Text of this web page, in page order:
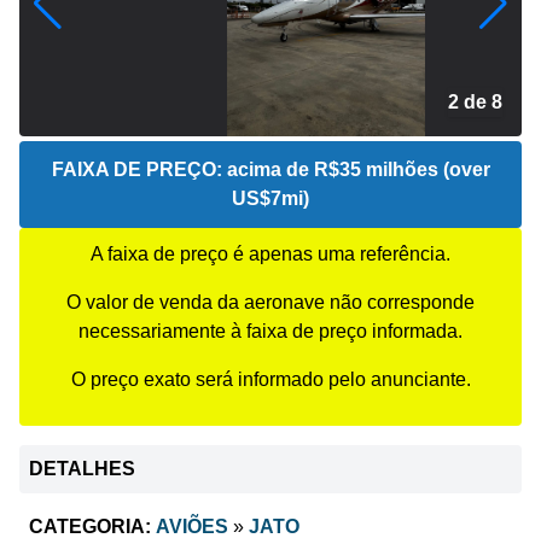
2 de 8
FAIXA DE PREÇO: acima de R$35 milhões (over
US$7mi)
A faixa de preço é apenas uma referência.
O valor de venda da aeronave não corresponde
necessariamente à faixa de preço informada.
O preço exato será informado pelo anunciante.
DETALHES
CATEGORIA: AVIÕES » JATO